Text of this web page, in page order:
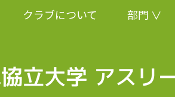
クラブについて 部門